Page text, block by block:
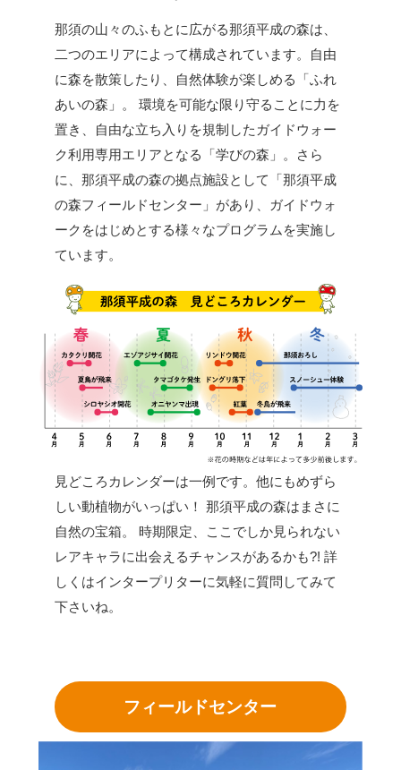
那須の山々のふもとに広がる那須平成の森は、
二つのエリアによって構成されています。自由
に森を散策したり、自然体験が楽しめる「ふれ
あいの森」。 環境を可能な限り守ることに力を
置き、自由な立ち入りを規制したガイドウォー
ク利用専用エリアとなる「学びの森」。さら
に、那須平成の森の拠点施設として「那須平成
の森フィールドセンター」があり、ガイドウォ
ークをはじめとする様々なプログラムを実施し
ています。
見どころカレンダーは一例です。他にもめずら
しい動植物がいっぱい！ 那須平成の森はまさに
自然の宝箱。
時期限定、ここでしか見られない
レアキャラに出会えるチャンスがあるかも?! 詳
しくはインタープリターに気軽に質問してみて
下さいね。
フィールドセンター